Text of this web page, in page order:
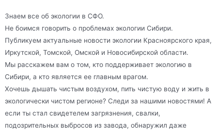
Знаем все об экологии в СФО.
Не боимся говорить о проблемах экологии Сибири.
Публикуем актуальные новости экологии Красноярского края,
Иркутской, Томской, Омской и Новосибирской области.
Мы расскажем вам о том, кто поддерживает экологию в
Сибири, а кто является ее главным врагом.
Хочешь дышать чистым воздухом, пить чистую воду и жить в
экологически чистом регионе? Следи за нашими новостями! А
если ты стал свидетелем загрязнения, свалки,
подозрительных выбросов из завода, обнаружил даже